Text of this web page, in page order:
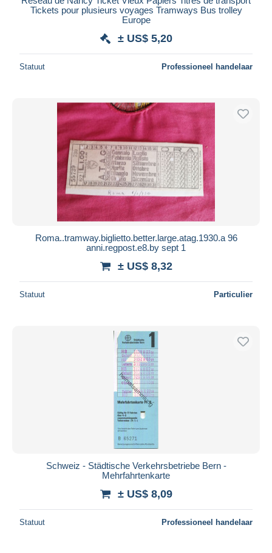
Tickets pour plusieurs voyages Tramways Bus trolley
Europe
± US$ 5,20
Statuut Professioneel handelaar
Roma..tramway.biglietto.better.large.atag.1930.a 96
anni.regpost.e8.by sept 1
± US$ 8,32
Statuut Particulier
Schweiz - Städtische Verkehrsbetriebe Bern -
Mehrfahrtenkarte
± US$ 8,09
Statuut Professioneel handelaar